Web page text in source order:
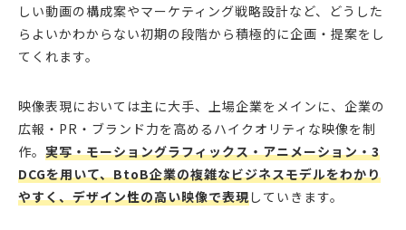
しい動画の構成案やマーケティング戦略設計など、どうした
らよいかわからない初期の段階から積極的に企画・提案をし
てくれます。
映像表現においては主に大手、上場企業をメインに、企業の
広報・PR・ブランド力を高めるハイクオリティな映像を制
作。 実写・モーショングラフィックス・アニメーション・3
DCGを用いて、BtoB企業の複雑なビジネスモデルをわかり
やすく、デザイン性の高い映像で表現していきます。